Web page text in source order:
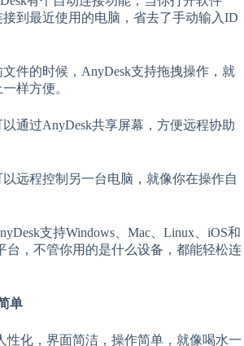
到最近使用的电脑，省去了手动输入ID
件的时候，AnyDesk支持拖拽操作，就
样方便。
以通过AnyDesk共享屏幕，方便远程协助
以远程控制另一台电脑，就像你在操作自
支持Windows、Mac、Linux、iOS和
台，不管你用的是什么设备，都能轻松连
单
性化，界面简洁，操作简单，就像喝水一